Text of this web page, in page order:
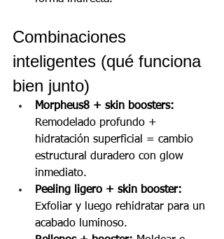
Combinaciones
inteligentes (qué funciona
bien junto)
Morpheus8 + skin boosters:
Remodelado profundo +
hidratación superficial = cambio
estructural duradero con glow
inmediato.
Peeling ligero + skin booster:
Exfoliar y luego rehidratar para un
acabado luminoso.